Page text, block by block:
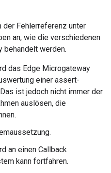
Fehlerreferenz unter
an, wie die verschiedenen
behandelt werden.
das Edge Microgateway
einer assert-
ist jedoch nicht immer der
auslösen, die
an einen Callback
kann fortfahren.